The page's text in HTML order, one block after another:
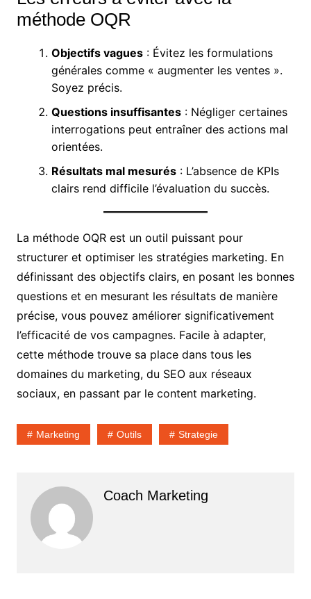
méthode OQR
Objectifs vagues: Évitez les formulations
générales comme « augmenter les ventes ».
Soyez précis.
Questions insuffisantes: Négliger certaines
interrogations peut entraîner des actions mal
orientées.
Résultats mal mesurés: L’absence de KPIs
clairs rend difficile l’évaluation du succès.
La méthode OQR est un outil puissant pour
structurer et optimiser les stratégies marketing. En
définissant des objectifs clairs, en posant les bonnes
questions et en mesurant les résultats de manière
précise, vous pouvez améliorer significativement
l’efficacité de vos campagnes. Facile à adapter,
cette méthode trouve sa place dans tous les
domaines du marketing, du SEO aux réseaux
sociaux, en passant par le content marketing.
Marketing Outils Strategie
Coach Marketing